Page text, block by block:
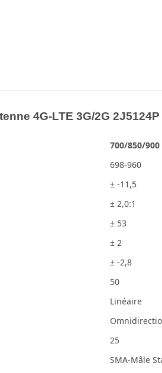
4G-LTE 3G/2G 2J5124P
700/850/900
698-960
± -11,5
± 2,0:1
± 53
± 2
± -2,8
50
Linéaire
25
SMA-Mâle